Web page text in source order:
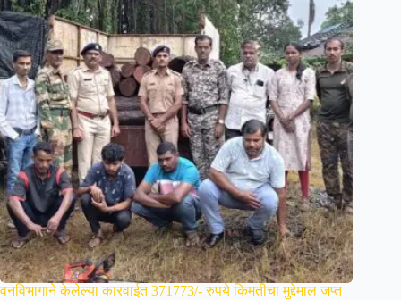
वनविभागाने केलेल्या कारवाईत 371773/- रुपये किमतीचा मुद्देमाल जप्त